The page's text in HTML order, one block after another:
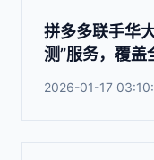
拼多多联手华
测”服务，覆
2026-01-17